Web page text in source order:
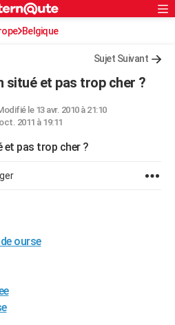
Belgique
Sujet Suivant
situé et pas trop cher ?
le 13 avr. 2010 à 21:10
2011 à 19:11
et pas trop cher ?
ourse